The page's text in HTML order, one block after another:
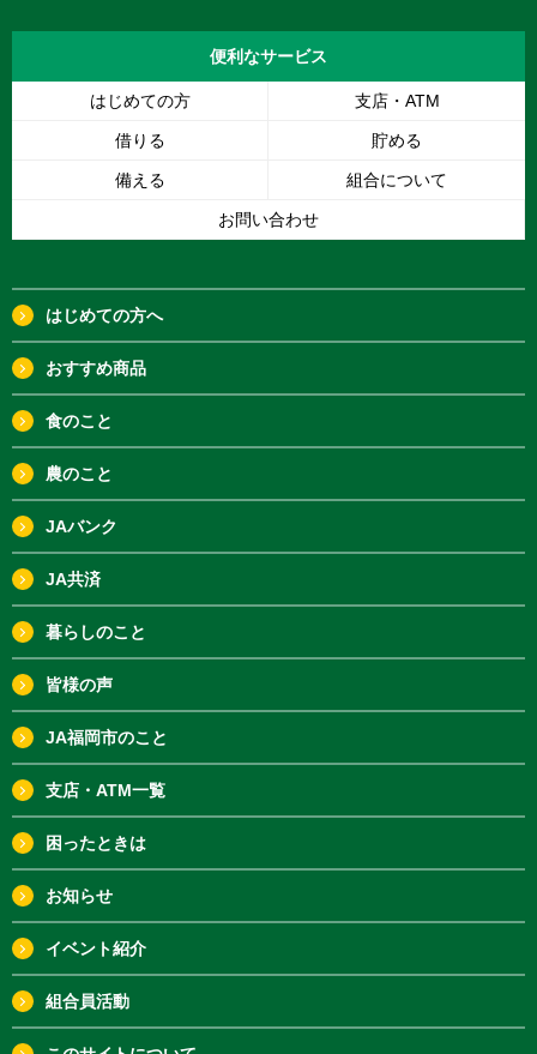
便利なサービス
はじめての方 支店・ATM
借りる 貯める
備える 組合について
お問い合わせ
はじめての方へ
おすすめ商品
食のこと
農のこと
JAバンク
JA共済
暮らしのこと
皆様の声
JA福岡市のこと
支店・ATM一覧
困ったときは
お知らせ
イベント紹介
組合員活動